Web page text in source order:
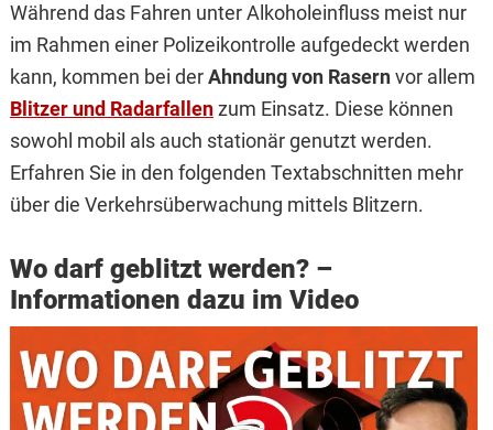
Während das Fahren unter Alkoholeinfluss meist nur
im Rahmen einer Polizeikontrolle aufgedeckt werden
kann, kommen bei derAhndung von Rasernvor allem
Blitzer und Radarfallenzum Einsatz. Diese können
sowohl mobil als auch stationär genutzt werden.
Erfahren Sie in den folgenden Textabschnitten mehr
über die Verkehrsüberwachung mittels Blitzern.
Wo darf geblitzt werden? –
Informationen dazu im Video